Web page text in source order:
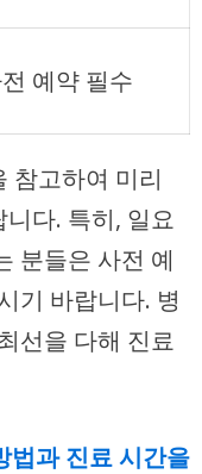
예약 필수
참고하여 미리
다. 특히, 일요
분들은 사전 예
기 바랍니다. 병
선을 다해 진료
법과 진료 시간을